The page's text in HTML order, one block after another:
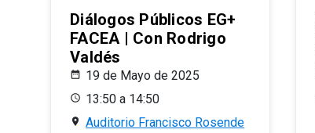
Diálogos Públicos EG+
FACEA | Con Rodrigo
Valdés
19 de Mayo de 2025
13:50 a 14:50
Auditorio Francisco Rosende